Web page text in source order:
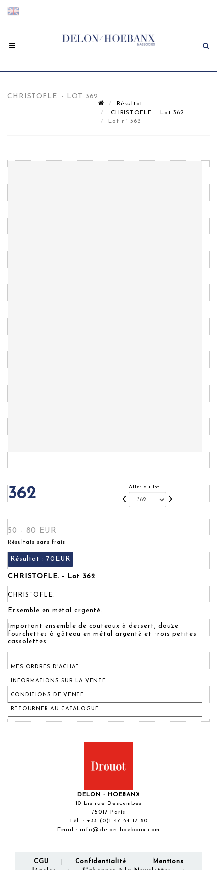
CHRISTOFLE. - LOT 362
Résultat
CHRISTOFLE. - Lot 362
Lot n° 362
362 Aller au lot
50 - 80 EUR
Résultats sans frais
Résultat : 70EUR
CHRISTOFLE. - Lot 362
CHRISTOFLE.
Ensemble en métal argenté.
Important ensemble de couteaux à dessert, douze
fourchettes à gâteau en métal argenté et trois petites
cassolettes.
MES ORDRES D'ACHAT
INFORMATIONS SUR LA VENTE
CONDITIONS DE VENTE
RETOURNER AU CATALOGUE
DELON - HOEBANX
10 bis rue Descombes
75017 Paris
Tél. : +33 (0)1 47 64 17 80
Email : info@delon-hoebanx.com
CGU Confidentialité
Mentions